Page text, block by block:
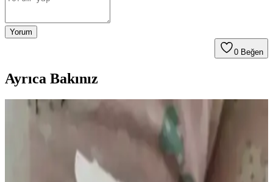
Yorum
0 Beğen
Ayrıca Bakınız
Göz Kararması ve Vitamin Eksiklikleri: B12 ve
Demirin Rolü ve Sağlık Etkileri
Göz kararması, özellikle B12 vitamini ve demir eksikliği gibi
vitamin eksikliklerinden kaynaklanabilir. Bu durum, anemi ve sinir
sistemi sorunlarına yol açarak baş dönmesi ve görme problemlerine